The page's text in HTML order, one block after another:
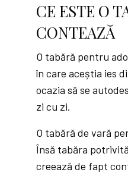
CE ESTE O
CONTEAZĂ
O tabără pentru
în care aceștia ies
ocazia să se
zi cu zi.
O tabără de vară
Însă tabăra
creează de fapt